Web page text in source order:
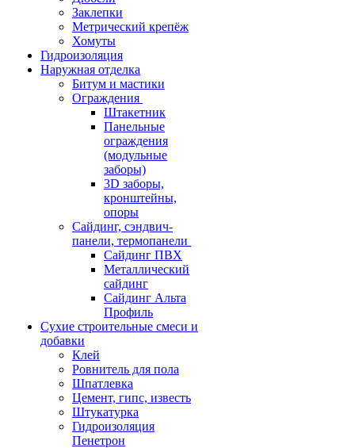
Заклепки
Метрический крепёж
Хомуты
Гидроизоляция
Наружная отделка
Битум и мастики
Ограждения
Штакетник
Панельные
ограждения
(модульные
заборы)
3D заборы,
кронштейны,
опоры
Cайдинг, сэндвич-
панели, термопанели
Сайдинг ПВХ
Металлический
сайдинг
Сайдинг Альта
Профиль
Сухие строительные смеси и
добавки
Клей
Ровнитель для пола
Шпатлевка
Цемент, гипс, известь
Штукатурка
Гидроизоляция
Пенетрон